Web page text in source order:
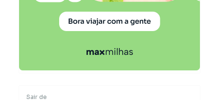
Sair de